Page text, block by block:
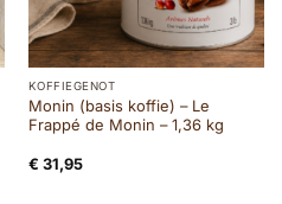
KOFFIEGENOT
Monin (basis koffie) – Le
Frappé de Monin – 1,36 kg
€ 31,95